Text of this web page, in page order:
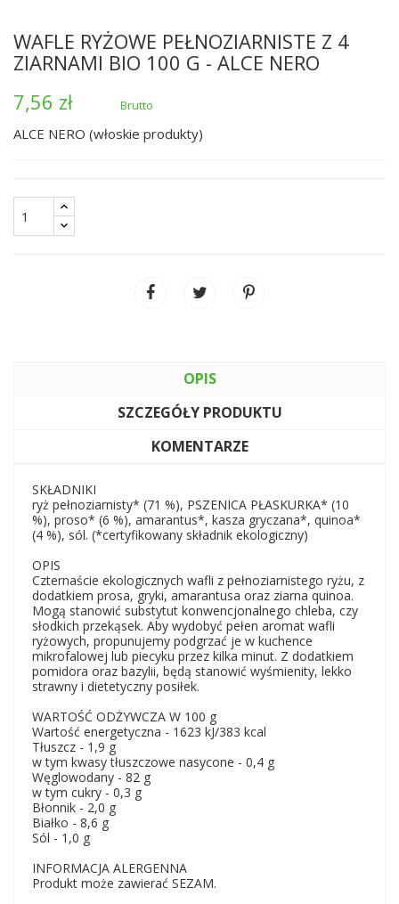
WAFLE RYŻOWE PEŁNOZIARNISTE Z 4
ZIARNAMI BIO 100 G - ALCE NERO
7,56 zł
Brutto
ALCE NERO (włoskie produkty)
OPIS
SZCZEGÓŁY PRODUKTU
KOMENTARZE
SKŁADNIKI
ryż pełnoziarnisty* (71 %), PSZENICA PŁASKURKA* (10
%), proso* (6 %), amarantus*, kasza gryczana*, quinoa*
(4 %), sól. (*certyfikowany składnik ekologiczny)
OPIS
Czternaście ekologicznych wafli z pełnoziarnistego ryżu, z
dodatkiem prosa, gryki, amarantusa oraz ziarna quinoa.
Mogą stanowić substytut konwencjonalnego chleba, czy
słodkich przekąsek. Aby wydobyć pełen aromat wafli
ryżowych, propunujemy podgrzać je w kuchence
mikrofalowej lub piecyku przez kilka minut. Z dodatkiem
pomidora oraz bazylii, będą stanowić wyśmienity, lekko
strawny i dietetyczny posiłek.
WARTOŚĆ ODŻYWCZA W 100 g
Wartość energetyczna - 1623 kJ/383 kcal
Tłuszcz - 1,9 g
w tym kwasy tłuszczowe nasycone - 0,4 g
Węglowodany - 82 g
w tym cukry - 0,3 g
Błonnik - 2,0 g
Białko - 8,6 g
Sól - 1,0 g
INFORMACJA ALERGENNA
Produkt może zawierać SEZAM.